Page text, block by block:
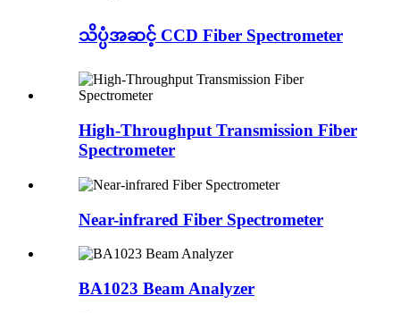
သိပ္ပံအဆင့် CCD Fiber Spectrometer
High-Throughput Transmission Fiber
Spectrometer
Near-infrared Fiber Spectrometer
BA1023 Beam Analyzer